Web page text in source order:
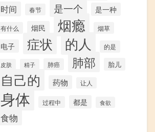
时间 春节 是一个 是一种
有什么 烟民 烟瘾 烟草
电子 症状 的人 的是
皮肤 精子 肺癌 肺部 胎儿
自己的 药物 让人
身体 过程中 都是 食欲
食物